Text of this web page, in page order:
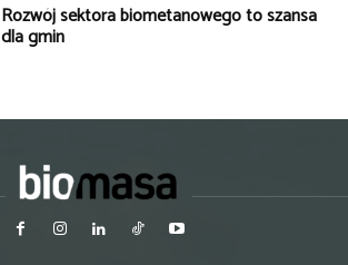
Rozwój sektora biometanowego to szansa
dla gmin